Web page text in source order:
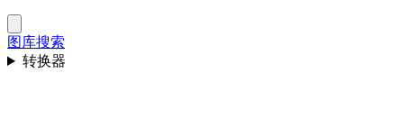
图库搜索
转换器